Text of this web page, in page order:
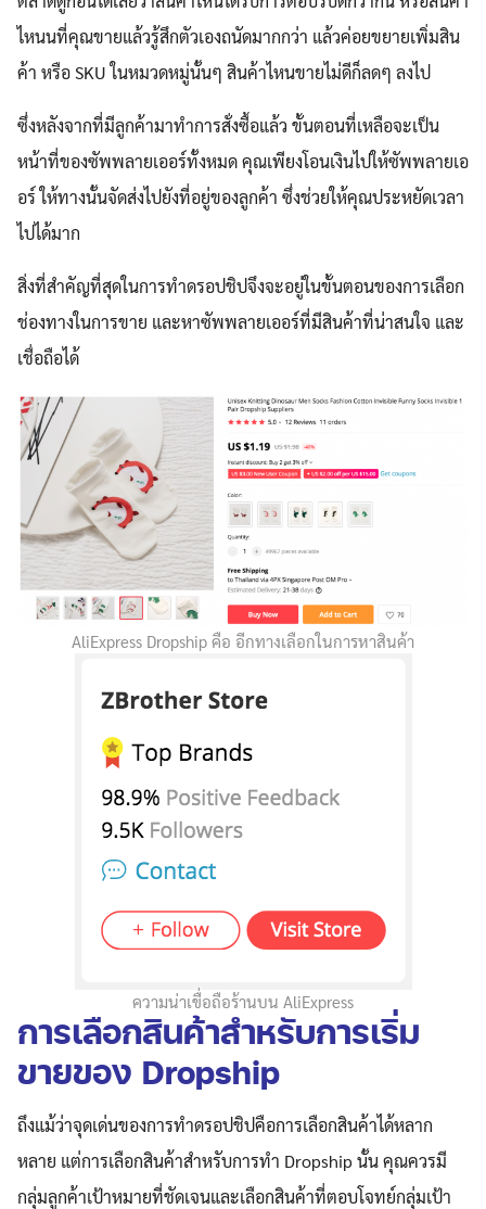
ไหนนที่คุณขายแล้วรู้สึกตัวเองถนัดมากกว่า แล้วค่อยขยายเพิ่มสิน
ค้า หรือ SKU ในหมวดหมู่นั้นๆ สินค้าไหนขายไม่ดีก็ลดๆ ลงไป
ซึ่งหลังจากที่มีลูกค้ามาทำการสั่งซื้อแล้ว ขั้นตอนที่เหลือจะเป็น
หน้าที่ของซัพพลายเออร์ทั้งหมด คุณเพียงโอนเงินไปให้ซัพพลายเอ
อร์ ให้ทางนั้นจัดส่งไปยังที่อยู่ของลูกค้า ซึ่งช่วยให้คุณประหยัดเวลา
ไปได้มาก
สิ่งที่สำคัญที่สุดในการทำดรอปชิปจึงจะอยู่ในขั้นตอนของการเลือก
ช่องทางในการขาย และหาซัพพลายเออร์ที่มีสินค้าที่น่าสนใจ และ
เชื่อถือได้
AliExpress Dropship คือ อีกทางเลือกในการหาสินค้า
ความน่าเขื่อถือร้านบน AliExpress
การเลือกสินค้าสำหรับการเริ่ม
ขายของ Dropship
ถึงแม้ว่าจุดเด่นของการทำดรอปชิปคือการเลือกสินค้าได้หลาก
หลาย แต่การเลือกสินค้าสำหรับการทำ Dropship นั้น คุณควรมี
กลุ่มลูกค้าเป้าหมายที่ชัดเจนและเลือกสินค้าที่ตอบโจทย์กลุ่มเป้า